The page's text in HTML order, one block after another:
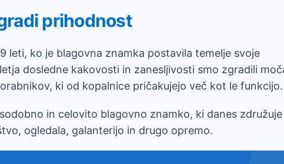
prihodnost
leti, ko je blagovna znamka postavila temelje svoje
dosledne kakovosti in zanesljivosti smo zgradili
ki od kopalnice pričakujejo več kot le funkcijo.
in celovito blagovno znamko, ki danes združuje
ogledala, galanterijo in drugo opremo.